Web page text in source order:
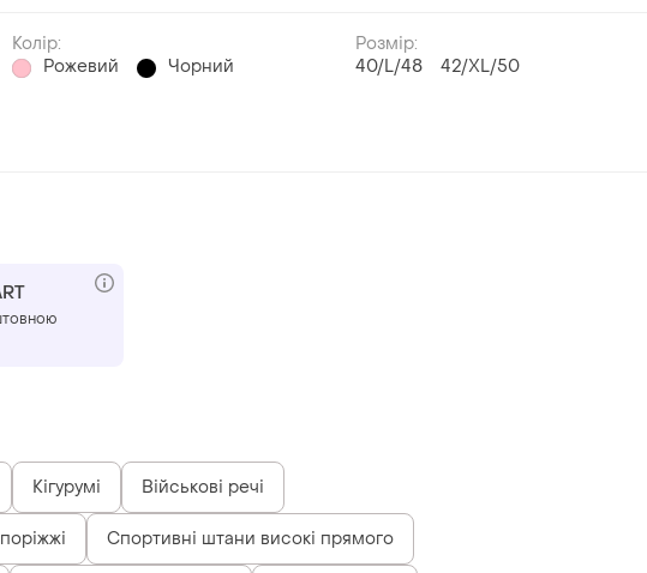
Колір:
Рожевий
Чорний
Розмір:
40/L/48
42/XL/50
Кігурумі Військові речі
Спортивні штани високі прямого